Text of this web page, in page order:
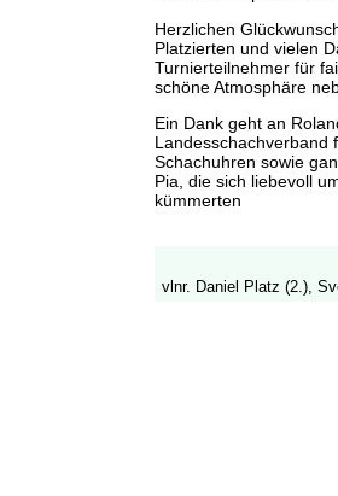
Herzlichen
Platzierten und vielen
Turnierteilnehmer für
schöne Atmosphäre
Ein Dank geht an
Landesschachverband
Schachuhren sowie
Pia, die sich liebevoll
kümmerten
vlnr. Daniel Platz (2.),